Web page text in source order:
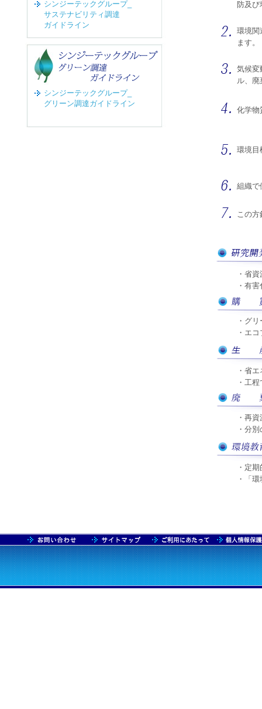
防及び
環境関
ます。
気候変
ル、廃
化学物
環境目
組織で
この方
・省
・有
・グ
・エ
・省
・工
・再
・分
・定
・「
シンジーテックグループ_
サステナビリティ調達
ガイドライン
シンジーテックグループ_
グリーン調達ガイドライン